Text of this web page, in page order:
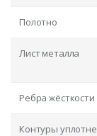
Полотно
Лист металла
Ребра жёсткости
Контуры